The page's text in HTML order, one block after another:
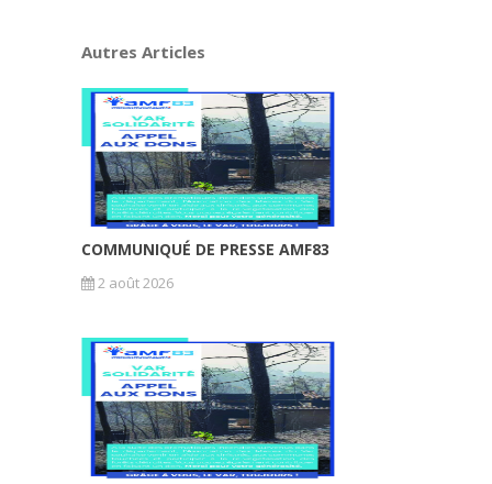
Autres Articles
COMMUNIQUÉ DE PRESSE AMF83
2 août 2026